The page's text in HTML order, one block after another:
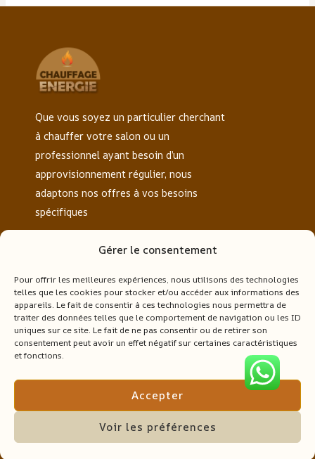
Gérer le consentement
Pour offrir les meilleures expériences, nous utilisons des technologies
telles que les cookies pour stocker et/ou accéder aux informations des
appareils. Le fait de consentir à ces technologies nous permettra de
traiter des données telles que le comportement de navigation ou les ID
uniques sur ce site. Le fait de ne pas consentir ou de retirer son
consentement peut avoir un effet négatif sur certaines caractéristiques
et fonctions.
Accepter
Voir les préférences
Que vous soyez un particulier cherchant
à chauffer votre salon ou un
professionnel ayant besoin d’un
approvisionnement régulier, nous
adaptons nos offres à vos besoins
spécifiques
Commande
Politique De Confidentialité
Nous Contacter
A propos
Nos Produits
Bois de Chauffage Sec & Pellets |
Livraison Partout en Europe